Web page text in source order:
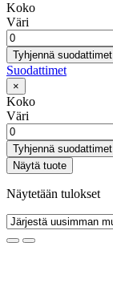
Koko
Väri
Tyhjennä suodattimet
Suodattimet
×
Koko
Väri
Tyhjennä suodattimet
Näytä tuote
Näytetään tulokset